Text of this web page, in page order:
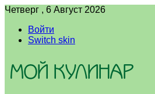
Четверг , 6 Август 2026
Войти
Switch skin